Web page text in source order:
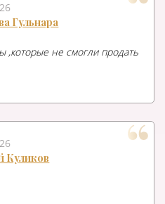
Гульнара
,которые не смогли продать
Куликов